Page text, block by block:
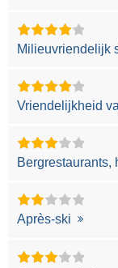
Milieuvriendelijk
Vriendelijkheid
Bergrestaurants,
Après-ski